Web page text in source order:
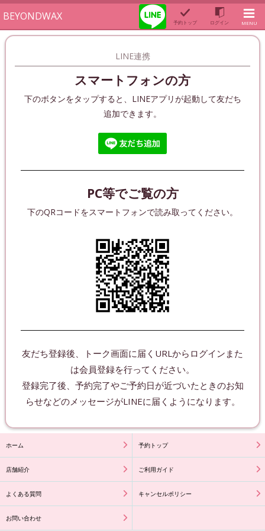
BEYONDWAX 予約トップ ログイン MENU
LINE連携
スマートフォンの方
下のボタンをタップすると、LINEアプリが起動して友だち
追加できます。
PC等でご覧の方
下のQRコードをスマートフォンで読み取ってください。
友だち登録後、トーク画面に届くURLからログインまた
は会員登録を行ってください。
登録完了後、予約完了やご予約日が近づいたときのお知
ホーム 予約トップ
店舗紹介 ご利用ガイド
よくある質問 キャンセルポリシー
お問い合わせ